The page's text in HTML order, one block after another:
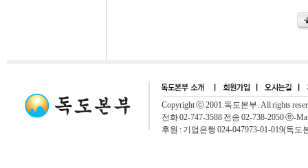
Copyright ⓒ 2001.독도본부. All rights
전화 02-747-3588 전송 02-738-2050 ⓔ-
후원 : 기업은행 024-047973-01-019(독도